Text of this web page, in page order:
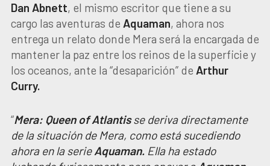
Dan Abnett, el mismo escritor que tiene a su
cargo las aventuras de Aquaman, ahora nos
entrega un relato donde Mera será la encargada de
mantener la paz entre los reinos de la superficie y
los oceanos, ante la “desaparición” de Arthur
Curry.
“Mera: Queen of Atlantisse deriva directamente
de la situación de Mera, como está sucediendo
ahora en la serieAquaman.Ella ha estado